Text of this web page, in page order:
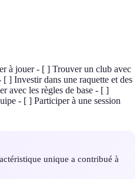
à jouer - [ ] Trouver un club avec
] Investir dans une raquette et des
avec les règles de base - [ ]
- [ ] Participer à une session
unique a contribué à